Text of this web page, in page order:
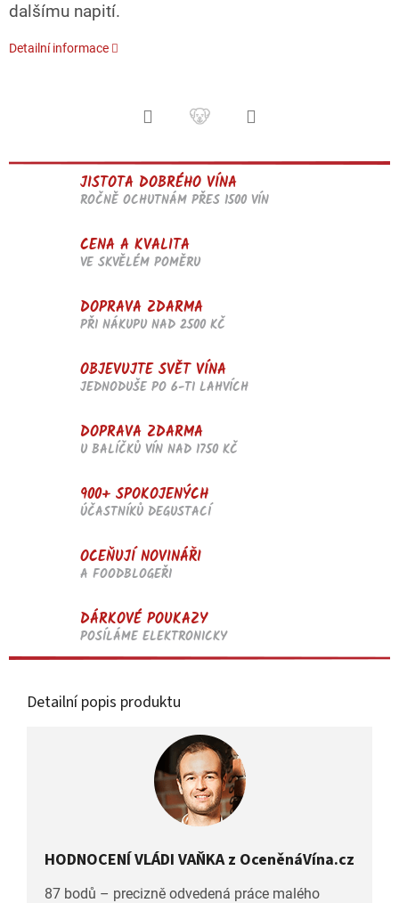
dalšímu napití.
Detailní informace
JISTOTA DOBRÉHO VÍNA
ROČNĚ OCHUTNÁM PŘES 1500 VÍN
CENA A KVALITA
VE SKVĚLÉM POMĚRU
DOPRAVA ZDARMA
PŘI NÁKUPU NAD 2500 KČ
OBJEVUJTE SVĚT VÍNA
JEDNODUŠE PO 6-TI LAHVÍCH
DOPRAVA ZDARMA
U BALÍČKŮ VÍN NAD 1750 KČ
900+ SPOKOJENÝCH
ÚČASTNÍKŮ DEGUSTACÍ
OCEŇUJÍ NOVINÁŘI
A FOODBLOGEŘI
DÁRKOVÉ POUKAZY
POSÍLÁME ELEKTRONICKY
Detailní popis produktu
HODNOCENÍ VLÁDI VAŇKA z OceněnáVína.cz
87 bodů – precizně odvedená práce malého